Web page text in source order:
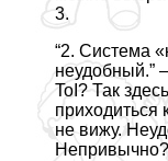
3.
“2. Система
неудобный.”
ToI? Так
приходиться
не вижу.
Непривычно?